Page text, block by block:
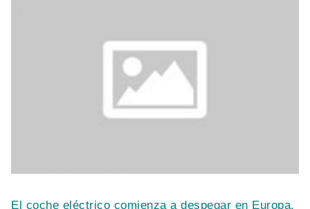
El coche eléctrico comienza a despegar en Europa.